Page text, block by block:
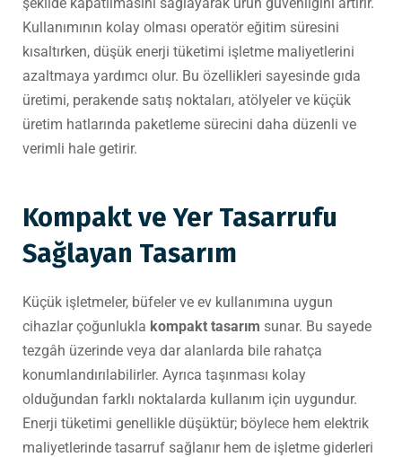
şekilde kapatılmasını sağlayarak ürün güvenliğini artırır.
Kullanımının kolay olması operatör eğitim süresini
kısaltırken, düşük enerji tüketimi işletme maliyetlerini
azaltmaya yardımcı olur. Bu özellikleri sayesinde gıda
üretimi, perakende satış noktaları, atölyeler ve küçük
üretim hatlarında paketleme sürecini daha düzenli ve
verimli hale getirir.
Kompakt ve Yer Tasarrufu
Sağlayan Tasarım
Küçük işletmeler, büfeler ve ev kullanımına uygun
cihazlar çoğunlukla kompakt tasarım sunar. Bu sayede
tezgâh üzerinde veya dar alanlarda bile rahatça
konumlandırılabilirler. Ayrıca taşınması kolay
olduğundan farklı noktalarda kullanım için uygundur.
Enerji tüketimi genellikle düşüktür; böylece hem elektrik
maliyetlerinde tasarruf sağlanır hem de işletme giderleri